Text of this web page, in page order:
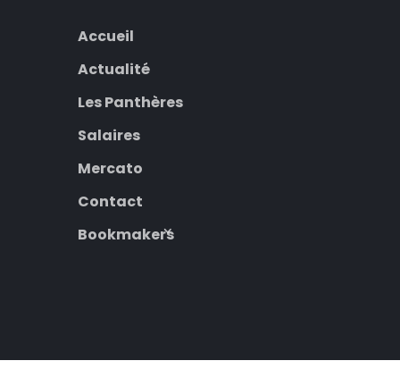
Accueil
Actualité
Les Panthères
Salaires
Mercato
Contact
Bookmakers